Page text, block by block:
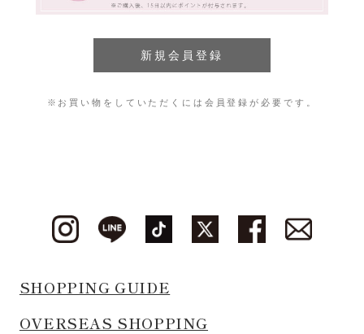
※お買い物をしていただくには会員登録が必要です。
SHOPPING GUIDE
OVERSEAS SHOPPING